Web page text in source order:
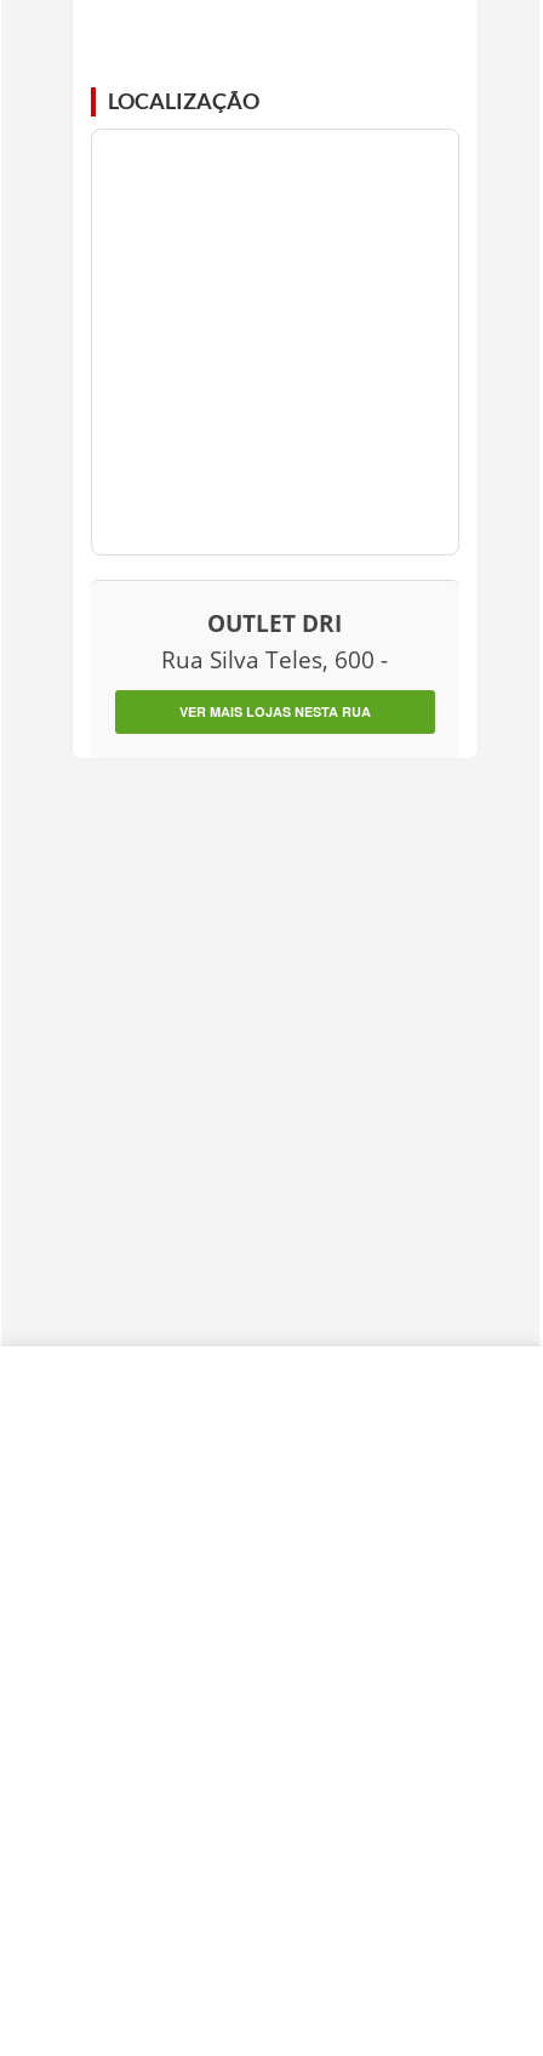
LOCALIZAÇÃO
OUTLET DRI
Rua Silva Teles, 600 -
VER MAIS LOJAS NESTA RUA